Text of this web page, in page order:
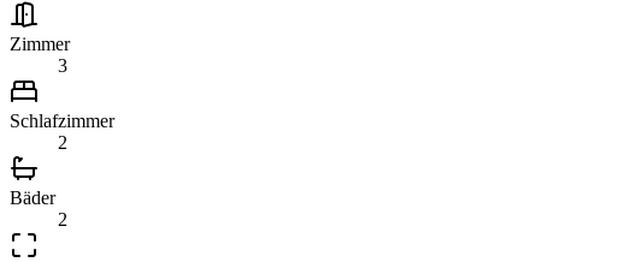
Zimmer
3
Schlafzimmer
2
Bäder
2